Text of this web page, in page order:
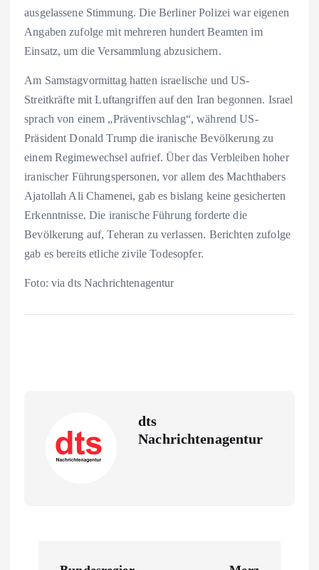
ausgelassene Stimmung. Die Berliner Polizei war eigenen
Angaben zufolge mit mehreren hundert Beamten im
Einsatz, um die Versammlung abzusichern.
Am Samstagvormittag hatten israelische und US-
Streitkräfte mit Luftangriffen auf den Iran begonnen. Israel
sprach von einem „Präventivschlag“, während US-
Präsident Donald Trump die iranische Bevölkerung zu
einem Regimewechsel aufrief. Über das Verbleiben hoher
iranischer Führungspersonen, vor allem des Machthabers
Ajatollah Ali Chamenei, gab es bislang keine gesicherten
Erkenntnisse. Die iranische Führung forderte die
Bevölkerung auf, Teheran zu verlassen. Berichten zufolge
gab es bereits etliche zivile Todesopfer.
Foto: via dts Nachrichtenagentur
dts
Nachrichtenagentur